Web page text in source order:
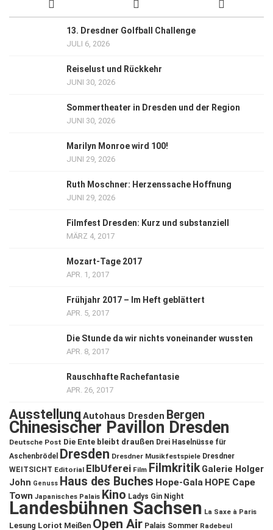
13. Dresdner Golfball Challenge
JULI 6, 2026
Reiselust und Rückkehr
JUNI 30, 2026
Sommertheater in Dresden und der Region
JUNI 30, 2026
Marilyn Monroe wird 100!
JUNI 29, 2026
Ruth Moschner: Herzenssache Hoffnung
JUNI 29, 2026
Filmfest Dresden: Kurz und substanziell
MÄRZ 4, 2017
Mozart-Tage 2017
APR. 1, 2017
Frühjahr 2017 – Im Heft geblättert
APR. 5, 2017
Die Stunde da wir nichts voneinander wussten
APR. 8, 2017
Rauschhafte Rachefantasie
APR. 26, 2017
Ausstellung Autohaus Dresden Bergen
Chinesischer Pavillon Dresden
Deutsche Post Die Ente bleibt draußen Drei Haselnüsse für
Aschenbrödel
Dresden Dresdner Musikfestspiele Dresdner
WEITSICHT Editorial ElbUferei Film Filmkritik Galerie Holger
John Genuss Haus des Buches Hope-Gala HOPE Cape
Town Japanisches Palais Kino Ladys Gin Night
Landesbühnen Sachsen La Saxe à Paris
Lesung Loriot Meißen Open Air Palais Sommer Radebeul